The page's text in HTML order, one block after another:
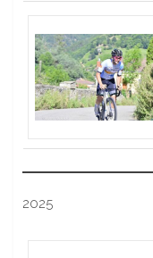
2025